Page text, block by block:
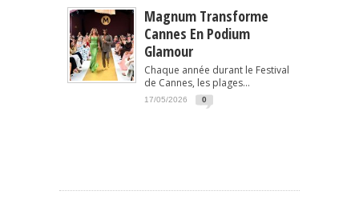
Magnum Transforme
Cannes En Podium
Glamour
Chaque année durant le Festival
de Cannes, les plages...
17/05/2026 0